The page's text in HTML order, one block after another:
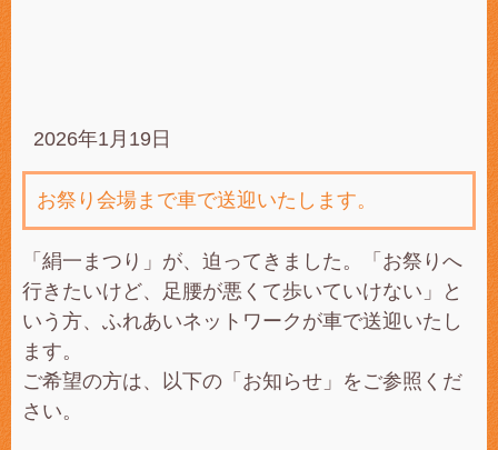
2026年1月19日
お祭り会場まで車で送迎いたします。
「絹一まつり」が、迫ってきました。「お祭りへ
行きたいけど、足腰が悪くて歩いていけない」と
いう方、ふれあいネットワークが車で送迎いたし
ます。
ご希望の方は、以下の「お知らせ」をご参照くだ
さい。